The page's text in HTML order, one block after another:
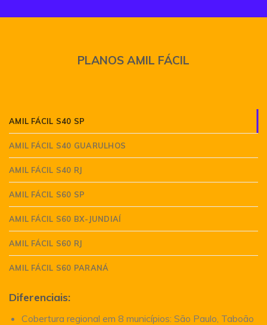
PLANOS AMIL FÁCIL
AMIL FÁCIL S40 SP
AMIL FÁCIL S40 GUARULHOS
AMIL FÁCIL S40 RJ
AMIL FÁCIL S60 SP
AMIL FÁCIL S60 BX-JUNDIAÍ
AMIL FÁCIL S60 RJ
AMIL FÁCIL S60 PARANÁ
Diferenciais:
Cobertura regional em 8 municípios: São Paulo, Taboão